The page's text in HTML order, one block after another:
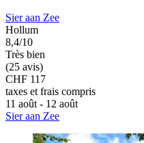
Sier aan Zee
Hollum
8,4/10
Très bien
(25 avis)
CHF 117
taxes et frais compris
11 août - 12 août
Sier aan Zee